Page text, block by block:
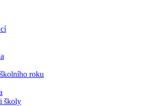
roku
školy